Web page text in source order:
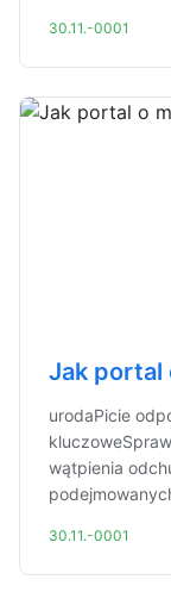
30.11.-0001
Jak portal
urodaPicie
wątpienia
30.11.-0001